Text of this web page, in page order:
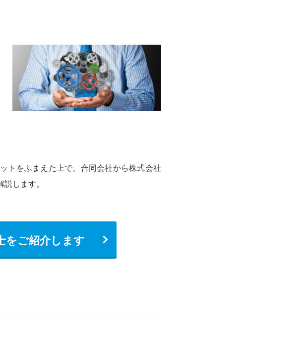
トをふまえた上で、合同会社から株式会社
します。
をご紹介します